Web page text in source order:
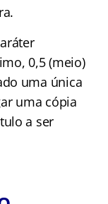
0,5 (meio)
uma única
uma cópia
a ser